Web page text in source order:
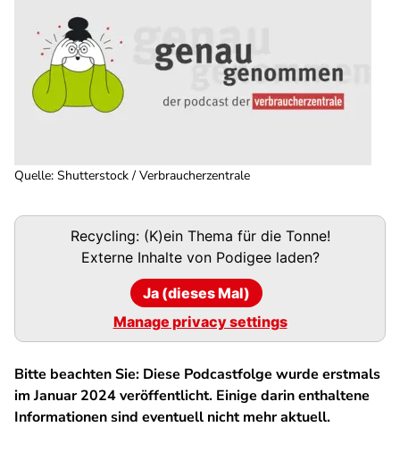
Quelle: Shutterstock / Verbraucherzentrale
Podigee-Recycling: (K)ein Thema für die Tonne!
Externe Inhalte von Podigeeladen?
Ja (dieses Mal)
Manage privacy settings
Bitte beachten Sie: Diese Podcastfolge wurde erstmals
im Januar 2024 veröffentlicht. Einige darin enthaltene
Informationen sind eventuell nicht mehr aktuell.